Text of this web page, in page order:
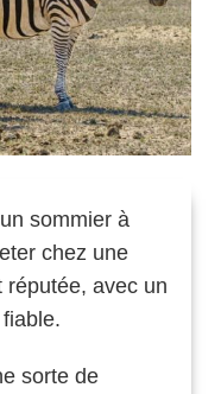
sommier à
chez une
réputée, avec un
sorte de